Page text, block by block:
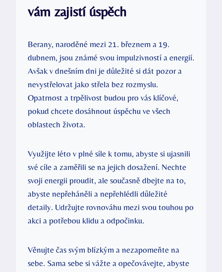
vám zajistí úspěch
Berany, naroděné mezi 21. březnem a 19.
dubnem, jsou známé svou impulzivností a energií.
Avšak v dnešním dni je důležité si dát pozor a
nevystřelovat jako střela bez rozmyslu.
Opatrnost a trpělivost budou pro vás klíčové,
pokud chcete dosáhnout úspěchu ve všech
oblastech života.
Využijte léto v plné síle k tomu, abyste si ujasnili
své cíle a zaměřili se na jejich dosažení. Nechte
svoji energii proudit, ale současně dbejte na to,
abyste nepřeháněli a nepřehlédli důležité
detaily. Udržujte rovnováhu mezi svou touhou po
akci a potřebou klidu a odpočinku.
Věnujte čas svým blízkým a nezapomeňte na
sebe. Sama sebe si vážte a opečovávejte, abyste